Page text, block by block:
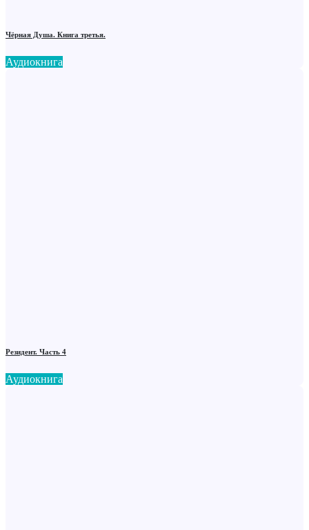
Чёрная Душа. Книга третья.
Аудиокнига
Резидент. Часть 4
Аудиокнига